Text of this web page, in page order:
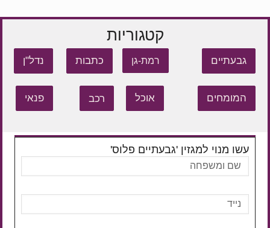
קטגוריות
גבעתיים רמת-גן כתבות נדל"ן
המומחים אוכל רכב פנאי
עשו מנוי למגזין 'גבעתיים פלוס'